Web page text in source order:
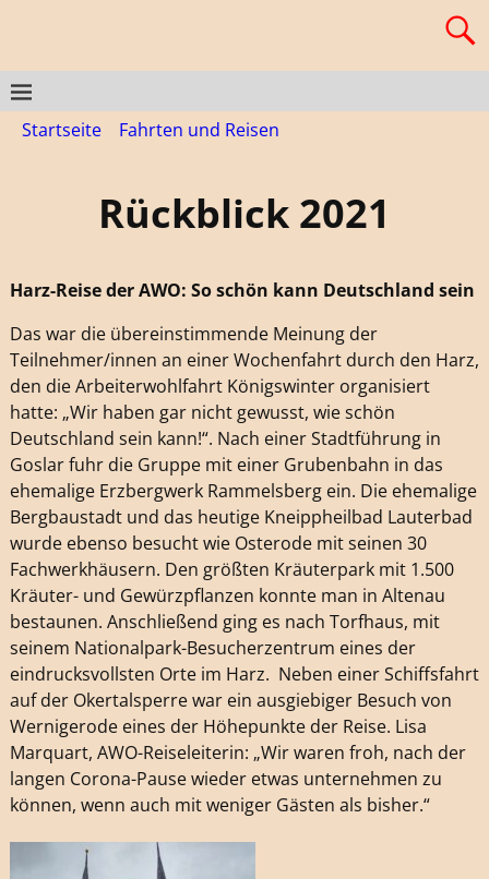
Startseite Fahrten und Reisen
Rückblick 2021
Harz-Reise der AWO: So schön kann Deutschland sein
Das war die übereinstimmende Meinung der
Teilnehmer/innen an einer Wochenfahrt durch den Harz,
den die Arbeiterwohlfahrt Königswinter organisiert
hatte: „Wir haben gar nicht gewusst, wie schön
Deutschland sein kann!“. Nach einer Stadtführung in
Goslar fuhr die Gruppe mit einer Grubenbahn in das
ehemalige Erzbergwerk Rammelsberg ein. Die ehemalige
Bergbaustadt und das heutige Kneippheilbad Lauterbad
wurde ebenso besucht wie Osterode mit seinen 30
Fachwerkhäusern. Den größten Kräuterpark mit 1.500
Kräuter- und Gewürzpflanzen konnte man in Altenau
bestaunen. Anschließend ging es nach Torfhaus, mit
seinem Nationalpark-Besucherzentrum eines der
eindrucksvollsten Orte im Harz. Neben einer Schiffsfahrt
auf der Okertalsperre war ein ausgiebiger Besuch von
Wernigerode eines der Höhepunkte der Reise. Lisa
Marquart, AWO-Reiseleiterin: „Wir waren froh, nach der
langen Corona-Pause wieder etwas unternehmen zu
können, wenn auch mit weniger Gästen als bisher.“